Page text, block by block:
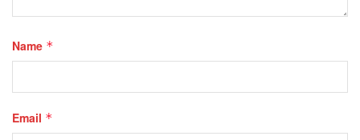
Name *
Email *